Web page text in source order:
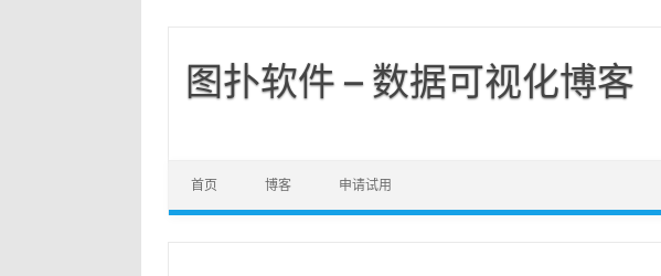
图扑软件 – 数据可视化博客
首页 博客 申请试用